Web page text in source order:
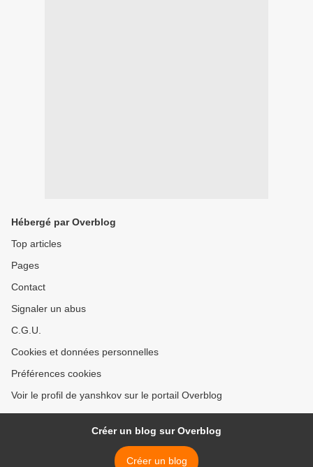
Hébergé par Overblog
Top articles
Pages
Contact
Signaler un abus
C.G.U.
Cookies et données personnelles
Préférences cookies
Voir le profil de yanshkov sur le portail Overblog
Créer un blog sur Overblog
Créer un blog